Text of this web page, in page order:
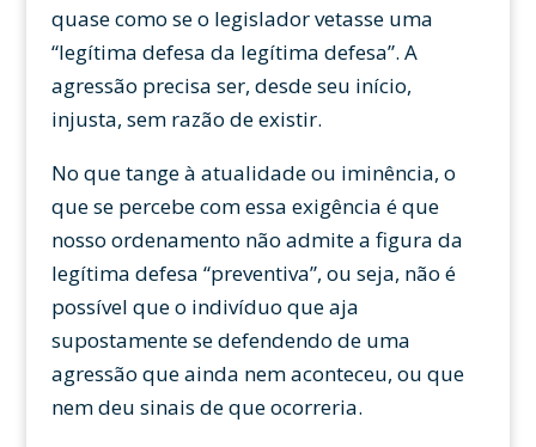
quase como se o legislador vetasse uma
“legítima defesa da legítima defesa”. A
agressão precisa ser, desde seu início,
injusta, sem razão de existir.
No que tange à atualidade ou iminência, o
que se percebe com essa exigência é que
nosso ordenamento não admite a figura da
legítima defesa “preventiva”, ou seja, não é
possível que o indivíduo que aja
supostamente se defendendo de uma
agressão que ainda nem aconteceu, ou que
nem deu sinais de que ocorreria.